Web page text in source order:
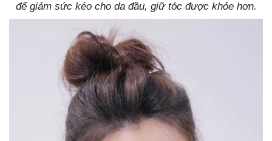
để giảm sức kéo cho da đầu, giữ tóc được khỏe hơn.